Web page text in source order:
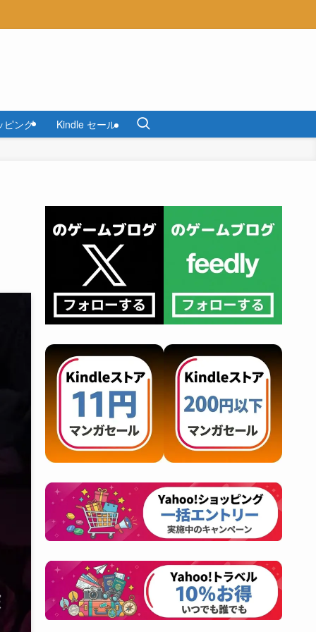
ピング Kindle セール